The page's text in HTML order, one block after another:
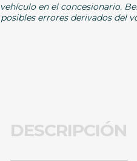
en el concesionario.
errores derivados del
DESCRIPCIÓN